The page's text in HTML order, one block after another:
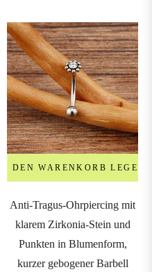
IN DEN WARENKORB LEGEN
Anti-Tragus-Ohrpiercing mit
klarem Zirkonia-Stein und
Punkten in Blumenform,
kurzer gebogener Barbell